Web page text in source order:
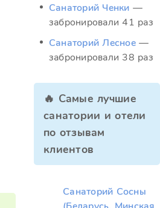
Санаторий Ченки —
забронировали 41 раз
Санаторий Лесное —
забронировали 38 раз
🔥 Самые лучшие
санатории и отели
по отзывам
клиентов
Санаторий Сосны